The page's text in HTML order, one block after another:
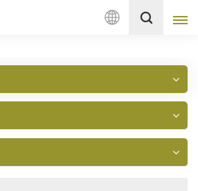
Deutsch